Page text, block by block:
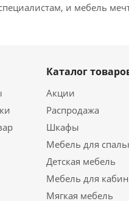
и мебель
Каталог
Акции
Распродажа
Шкафы
Мебель для
Детская мебель
Мебель для
Мягкая мебель